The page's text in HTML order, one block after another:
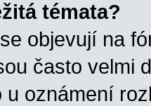
témata?
objevují na
často velmi
u oznámení